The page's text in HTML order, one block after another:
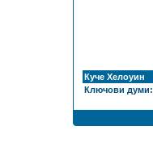
Куче Хелоуин
Ключови думи: